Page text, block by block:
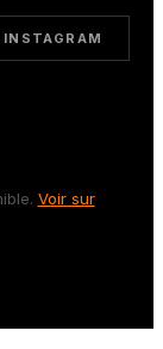
INSTAGRAM
Voir sur